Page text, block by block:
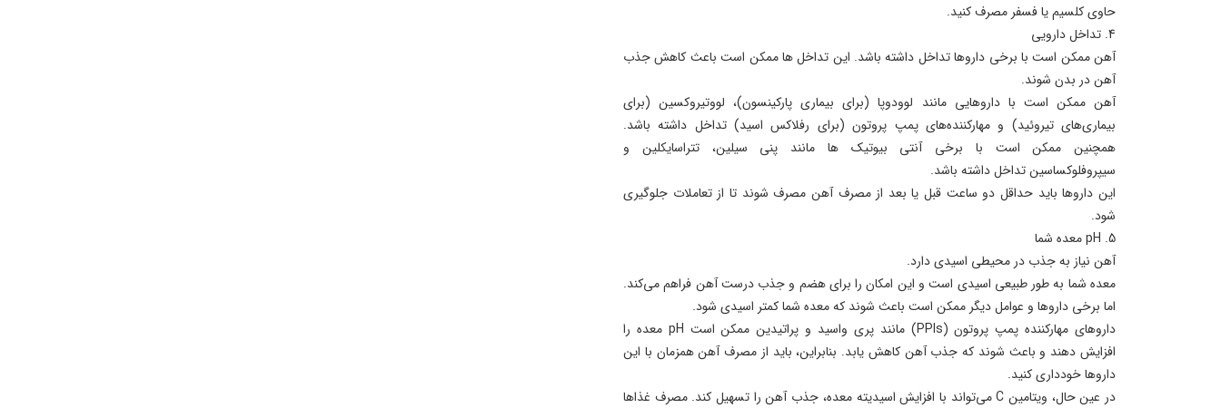
حاوی کلسیم یا فسفر مصرف کنید.
4. تداخل دارویی
آهن ممکن است با برخی داروها تداخل داشته باشد. این تداخل ها ممکن است باعث کاهش جذب
آهن در بدن شوند.
آهن ممکن است با داروهایی مانند لوودوپا (برای بیماری پارکینسون)، لووتیروکسین (برای
بیماری‌های تیروئید) و مهارکننده‌های پمپ پروتون (برای رفلاکس اسید) تداخل داشته باشد.
همچنین ممکن است با برخی آنتی ‌بیوتیک‌ ها مانند پنی ‌سیلین، تتراسایکلین و
سیپروفلوکساسین تداخل داشته باشد.
این داروها باید حداقل دو ساعت قبل یا بعد از مصرف آهن مصرف شوند تا از تعاملات جلوگیری
شود.
5. pH معده شما
آهن نیاز به جذب در محیطی اسیدی دارد.
معده شما به طور طبیعی اسیدی است و این امکان را برای هضم و جذب درست آهن فراهم می‌کند.
اما برخی داروها و عوامل دیگر ممکن است باعث شوند که معده شما کمتر اسیدی شود.
داروهای مهارکننده پمپ پروتون (PPIs) مانند پری‌ واسید و پراتیدین ممکن است pH معده را
افزایش دهند و باعث شوند که جذب آهن کاهش یابد. بنابراین، باید از مصرف آهن همزمان با این
داروها خودداری کنید.
در عین حال، ویتامین C می‌تواند با افزایش اسیدیته معده، جذب آهن را تسهیل کند. مصرف غذاها